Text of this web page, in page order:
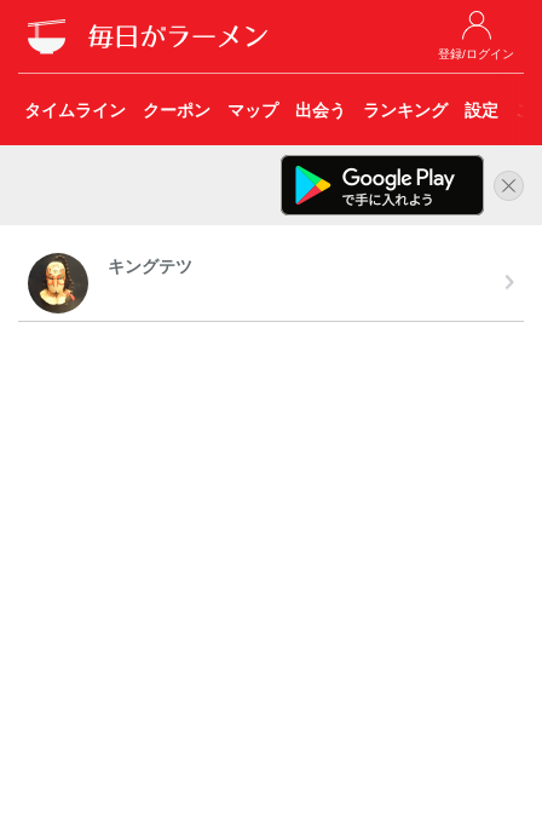
登録/ログイン
タイムライン クーポン マップ 出会う ランキング 設定 こ
キングテツ